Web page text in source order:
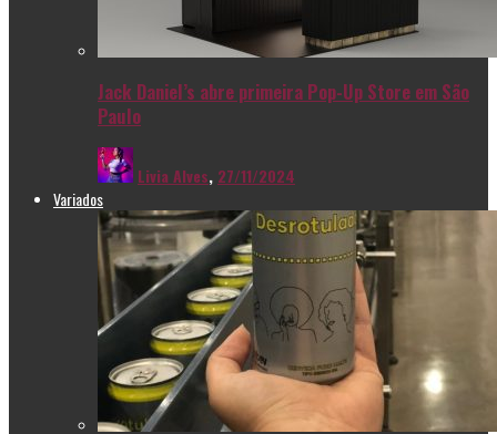
Jack Daniel’s abre primeira Pop-Up Store em São
Paulo
Livia Alves, 27/11/2024
Variados